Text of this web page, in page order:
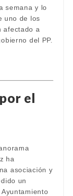
semana y lo
uno de los
afectado a
del PP.
el
ha
asociación y
un